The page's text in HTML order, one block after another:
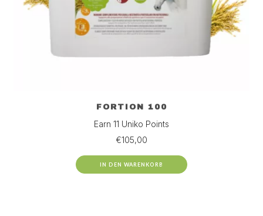
FORTION 100
Earn 11 Uniko Points
€105,00
IN DEN WARENKORB